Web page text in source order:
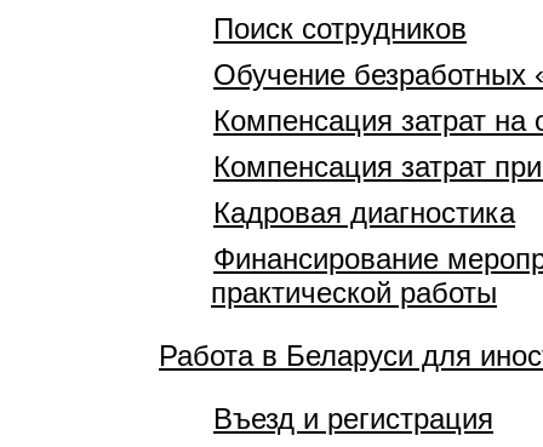
Поиск сотрудников
Обучение безработных
Компенсация затрат на
Компенсация затрат
Кадровая диагностика
Финансирование
практической работы
Работа в Беларуси для
Въезд и регистрация